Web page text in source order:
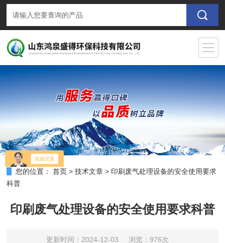
您的位置： 首页 >技术文章 > 印刷废气处理设备的安全使用要求
科普
印刷废气处理设备的安全使用要求科普
更新时间：2024-12-03 浏览：976次